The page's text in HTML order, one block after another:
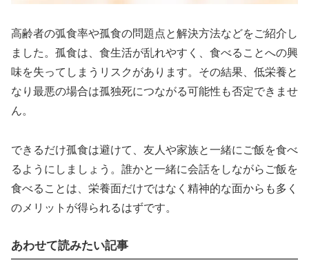
高齢者の弧食率や孤食の問題点と解決方法などをご紹介し
ました。孤食は、食生活が乱れやすく、食べることへの興
味を失ってしまうリスクがあります。その結果、低栄養と
なり最悪の場合は孤独死につながる可能性も否定できませ
ん。
できるだけ孤食は避けて、友人や家族と一緒にご飯を食べ
るようにしましょう。誰かと一緒に会話をしながらご飯を
食べることは、栄養面だけではなく精神的な面からも多く
のメリットが得られるはずです。
あわせて読みたい記事